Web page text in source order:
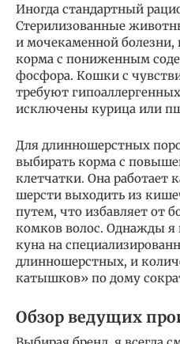
Иногда стандартный
Стерилизованные
и мочекаменной
корма с пониженным
фосфора. Кошки с
требуют
исключены курица или
Для длинношерстных
выбирать корма с
клетчатки. Она работает
шерсти выходить из
путем, что избавляет от
комков волос. Однажды я
куна на
длинношерстных, и
катышков» по дому
Обзор ведущих